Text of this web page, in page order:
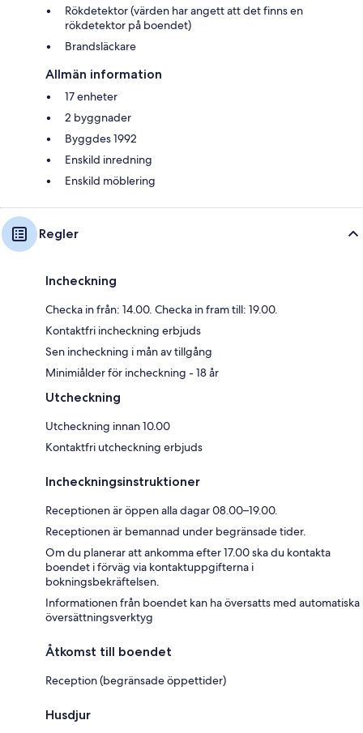
Rökdetektor (värden har angett att det finns en
rökdetektor på boendet)
Brandsläckare
Allmän information
17 enheter
2 byggnader
Byggdes 1992
Enskild inredning
Enskild möblering
Regler
Incheckning
Checka in från: 14.00. Checka in fram till: 19.00.
Kontaktfri incheckning erbjuds
Sen incheckning i mån av tillgång
Minimiålder för incheckning - 18 år
Utcheckning
Utcheckning innan 10.00
Kontaktfri utcheckning erbjuds
Incheckningsinstruktioner
Receptionen är öppen alla dagar 08.00–19.00.
Receptionen är bemannad under begränsade tider.
Om du planerar att ankomma efter 17.00 ska du kontakta
boendet i förväg via kontaktuppgifterna i
bokningsbekräftelsen.
Informationen från boendet kan ha översatts med automatiska
översättningsverktyg
Åtkomst till boendet
Reception (begränsade öppettider)
Husdjur